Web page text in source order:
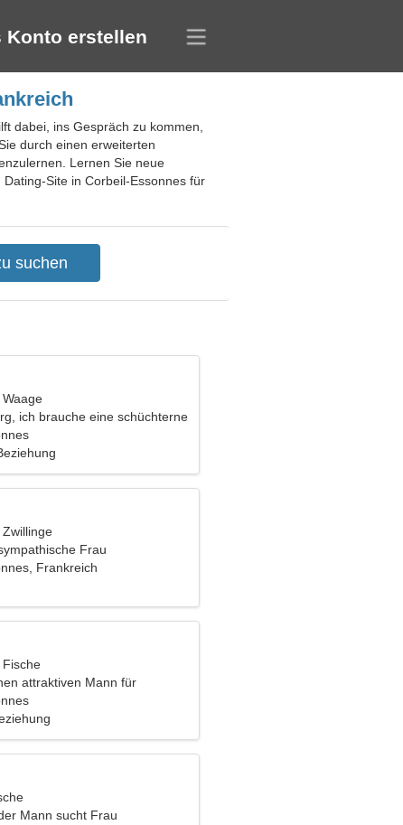
Konto erstellen
dabei, ins Gespräch zu kommen,
durch einen erweiterten
Lernen Sie neue
Site in Corbeil-Essonnes für
ich brauche eine schüchterne
Frau
Frankreich
attraktiven Mann für
Mann sucht Frau